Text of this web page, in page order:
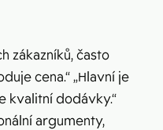
zákazníků, často
cena.“ „Hlavní je
kvalitní dodávky.“
argumenty,